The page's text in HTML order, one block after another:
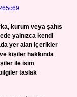
kurum veya şahıs
yalnızca kendi
yer alan içerikler
kişiler hakkında
ile isim
taslak